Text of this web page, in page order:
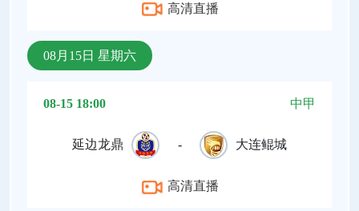
高清直播
08月15日 星期六
08-15 18:00 中甲
延边龙鼎 - 大连鲲城
高清直播